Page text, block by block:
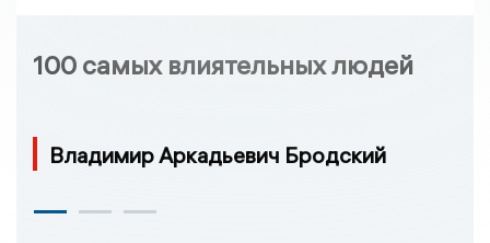
100 самых влиятельных людей
Владимир Аркадьевич Бродский